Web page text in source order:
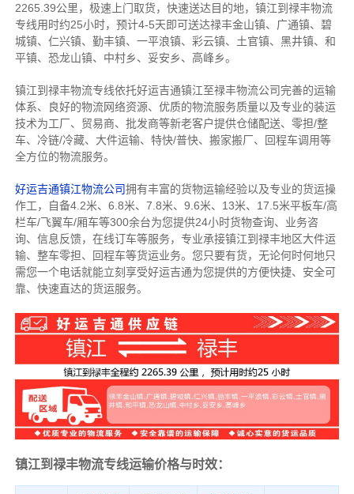
2265.39公里， 极速上门取货，快速送达目的地，镇江到禄丰物流
专线用时约25小时，预计4-5天即可送达禄丰金山镇、广通镇、碧
城镇、仁兴镇、勤丰镇、一平浪镇、彩云镇、土官镇、黑井镇、和
平镇、恐龙山镇、中村乡、妥安乡、高峰乡。
镇江到禄丰物流专线依托好运吉通镇江至禄丰物流公司完善的运输
体系、良好的物流网络资源、优质的物流服务质量以及专业的装运
技术为工厂、贸易商、批发商等新老客户提供仓储配送、零担/整
车、冷链/冷藏、大件运输、特快/普快、搬家搬厂、回程车调用等
全方位的物流服务。
好运吉通镇江物流公司拥有丰富的货物运输经验以及专业的货运操
作工，自备4.2米、6.8米、7.8米、9.6米、13米、17.5米平板车/高
栏车/飞翼车/厢车等300余台为您提供24小时货物查询、业务咨
询、信息反馈，在线订车等服务， 专业承接镇江到禄丰地区大件运
输、整车零担、回程车等货运业务。 您只要有货，无论何时何地只
需您一个电话就能立刻享受好运吉通为您提供的方便快捷、安全可
靠、快速直达的货运服务。
镇江到禄丰物流专线运输价格与时效：